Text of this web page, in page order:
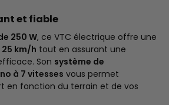
et fiable
250 W, ce VTC électrique offre une
25 km/h tout en assurant une
Son système de
à 7 vitesses vous permet
en fonction du terrain et de vos